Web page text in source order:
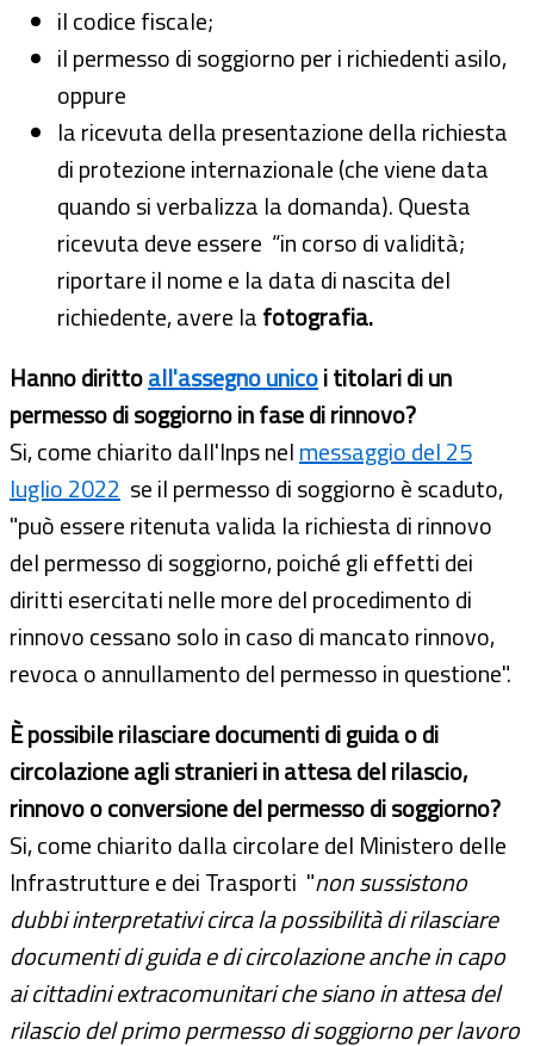
il codice fiscale;
il permesso di soggiorno per i richiedenti asilo,
oppure
la ricevuta della presentazione della richiesta
di protezione internazionale (che viene data
quando si verbalizza la domanda). Questa
ricevuta deve essere “in corso di validità;
riportare il nome e la data di nascita del
richiedente, avere lafotografia.
Hanno dirittoall'assegno unicoi titolari di un
permesso di soggiorno in fase di rinnovo?
Si, come chiarito dall'Inps nelmessaggio del 25
luglio 2022 se il permesso di soggiorno è scaduto,
"può essere ritenuta valida la richiesta di rinnovo
del permesso di soggiorno, poiché gli effetti dei
diritti esercitati nelle more del procedimento di
rinnovo cessano solo in caso di mancato rinnovo,
revoca o annullamento del permesso in questione".
È possibile rilasciare documenti di guida o di
circolazioneagli stranieri in attesa del rilascio,
rinnovo o conversionedel permesso di soggiorno?
Si, come chiarito dalla circolare del Ministero delle
Infrastrutture e dei Trasporti "non sussistono
dubbi interpretativi circa la possibilità di rilasciare
documenti di guida e di circolazione anche in capo
ai cittadini extracomunitari che siano in attesa del
rilascio del primo permesso di soggiorno per lavoro